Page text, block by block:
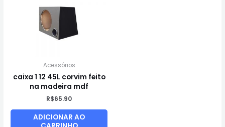
Acessórios
caixa 1 12 45L corvim feito
na madeira mdf
R$65.90
ADICIONAR AO